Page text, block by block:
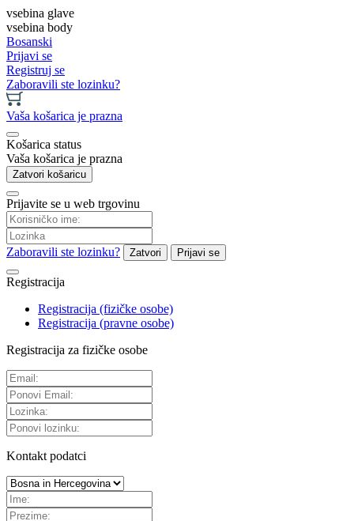
vsebina glave
vsebina body
Bosanski
Prijavi se
Registruj se
Zaboravili ste lozinku?
Vaša košarica je prazna
Košarica status
Vaša košarica je prazna
Zatvori košaricu
Prijavite se u web trgovinu
Zaboravili ste lozinku? Zatvori Prijavi se
Registracija
Registracija (fizičke osobe)
Registracija (pravne osobe)
Registracija za fizičke osobe
Kontakt podatci